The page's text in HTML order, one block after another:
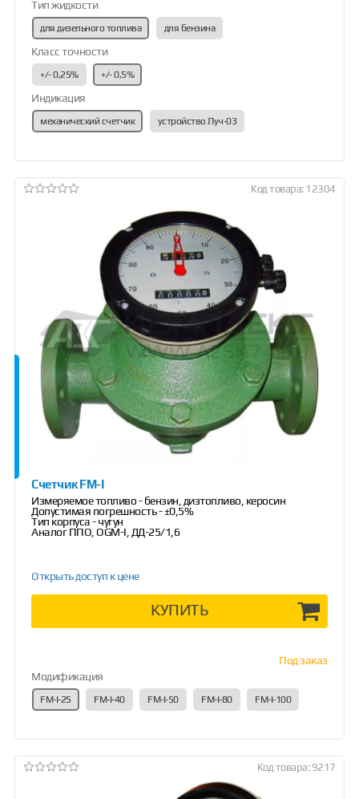
Тип жидкости
для дизельного топлива для бензина
Класс точности
+/- 0,25% +/- 0,5%
Индикация
механический счетчик устройство Луч-03
Код товара: 12304
Счетчик FM-I
Измеряемое топливо - бензин, дизтопливо, керосин
Допустимая погрешность - ±0,5%
Тип корпуса - чугун
Аналог ППО, OGM-I, ДД-25/1,6
Открыть доступ к цене
КУПИТЬ
Под заказ
Модификация
FM-I-25 FM-I-40 FM-I-50 FM-I-80 FM-I-100
Код товара: 9217